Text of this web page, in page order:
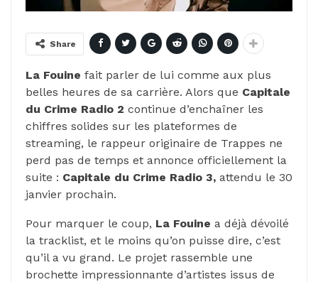
Share
La Fouine fait parler de lui comme aux plus
belles heures de sa carrière. Alors que Capitale
du Crime Radio 2 continue d’enchaîner les
chiffres solides sur les plateformes de
streaming, le rappeur originaire de Trappes ne
perd pas de temps et annonce officiellement la
suite : Capitale du Crime Radio 3, attendu le 30
janvier prochain.
Pour marquer le coup, La Fouine a déjà dévoilé
la tracklist, et le moins qu’on puisse dire, c’est
qu’il a vu grand. Le projet rassemble une
brochette impressionnante d’artistes issus de